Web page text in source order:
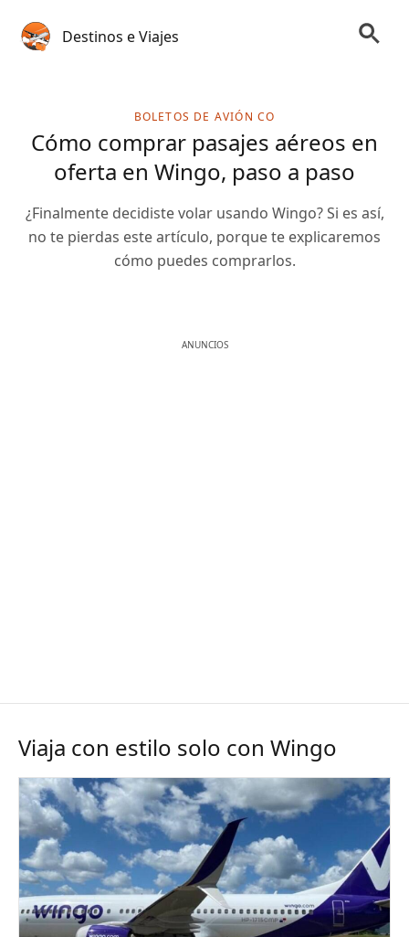
Destinos e Viajes
BOLETOS DE AVIÓN CO
Cómo comprar pasajes aéreos en
oferta en Wingo, paso a paso
¿Finalmente decidiste volar usando Wingo? Si es así,
no te pierdas este artículo, porque te explicaremos
cómo puedes comprarlos.
ANUNCIOS
Viaja con estilo solo con Wingo